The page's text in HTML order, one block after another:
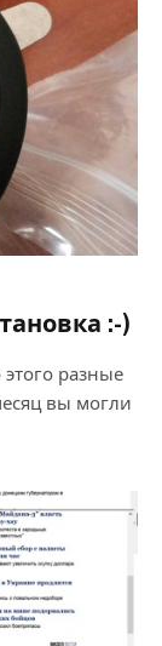
:-)
разные
вы могли